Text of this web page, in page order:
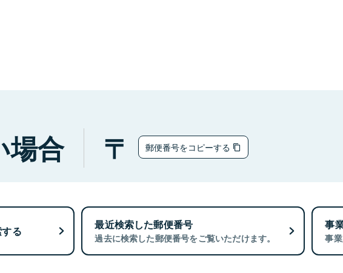
場合 郵便番号をコピーする
る 最近検索した郵便番号
過去に検索した郵便番号をご覧いただけます。
事
事